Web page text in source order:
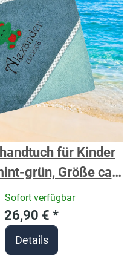
für Kinder
grün, Größe ca.
cm, Motiv Elefant,
Baumwolle, bestickt
mit Namen
Sofort verfügbar
26,90 € *
Details